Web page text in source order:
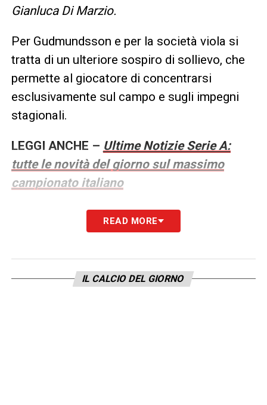
Gianluca Di Marzio.
Per Gudmundsson e per la società viola si
tratta di un ulteriore sospiro di sollievo, che
permette al giocatore di concentrarsi
esclusivamente sul campo e sugli impegni
stagionali.
LEGGI ANCHE – Ultime Notizie Serie A:
tutte le novità del giorno sul massimo
campionato italiano
LA PLAYLIST DELLE NOSTRE TOP NEWS
READ MORE
IL CALCIO DEL GIORNO